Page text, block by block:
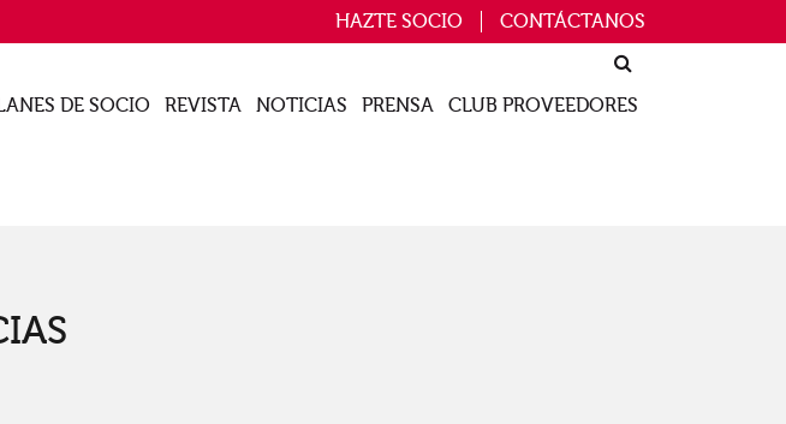
HAZTE SOCIO CONTÁCTANOS
DE SOCIO REVISTA NOTICIAS PRENSA CLUB PROVEEDORES